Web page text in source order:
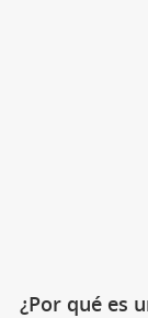
¿Por qué es